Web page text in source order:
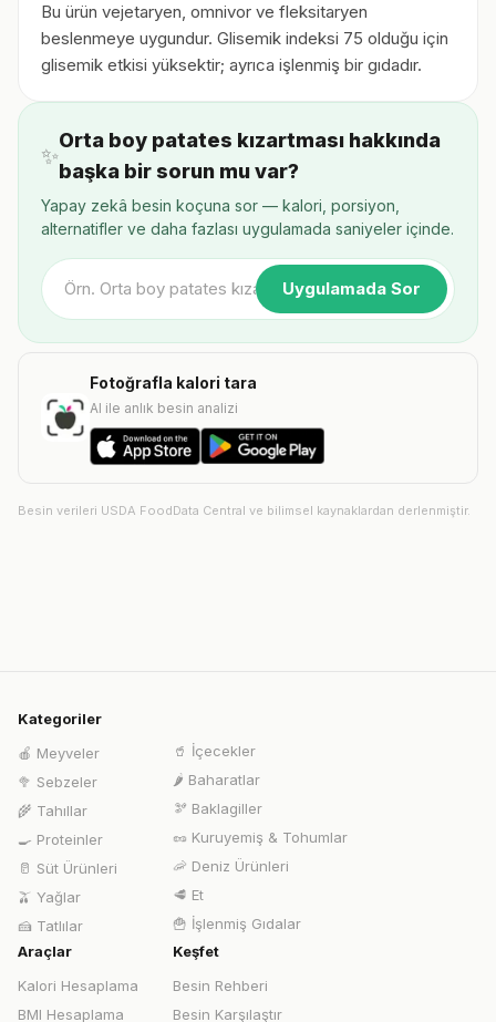
Bu ürün vejetaryen, omnivor ve fleksitaryen
beslenmeye uygundur. Glisemik indeksi 75 olduğu için
glisemik etkisi yüksektir; ayrıca işlenmiş bir gıdadır.
✨
Orta boy patates kızartması hakkında
başka bir sorun mu var?
Yapay zekâ besin koçuna sor — kalori, porsiyon,
alternatifler ve daha fazlası uygulamada saniyeler içinde.
Uygulamada Sor
Fotoğrafla kalori tara
AI ile anlık besin analizi
Besin verileri USDA FoodData Central ve bilimsel kaynaklardan derlenmiştir.
Kategoriler
🍎 Meyveler
🥦 Sebzeler
🌾 Tahıllar
🍳 Proteinler
🥛 Süt Ürünleri
🫒 Yağlar
🍰 Tatlılar
🥤 İçecekler
🌶️ Baharatlar
🫘 Baklagiller
🥜 Kuruyemiş & Tohumlar
🦐 Deniz Ürünleri
🥩 Et
🍟 İşlenmiş Gıdalar
Araçlar
Kalori Hesaplama
BMI Hesaplama
Keşfet
Besin Rehberi
Besin Karşılaştır